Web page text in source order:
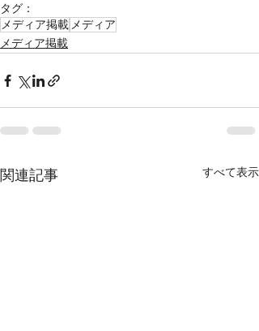
タグ：
メディア掲載 メディア
メディア掲載
関連記事 すべて表示